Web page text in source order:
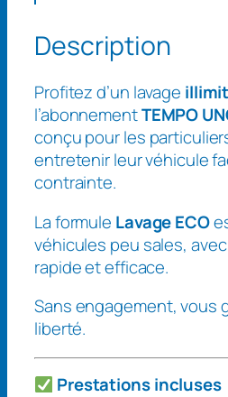
i
t
é
d
e
T
e
m
p
o
U
o
Description
Profitez d’un lavage
l’abonnementTEMPO
conçu pour les
entretenir leur véhicule
contrainte.
La formule Lavage ECO
véhicules peu sales,
rapide et efficace.
Sans engagement, vous
liberté.
Prestations incluses